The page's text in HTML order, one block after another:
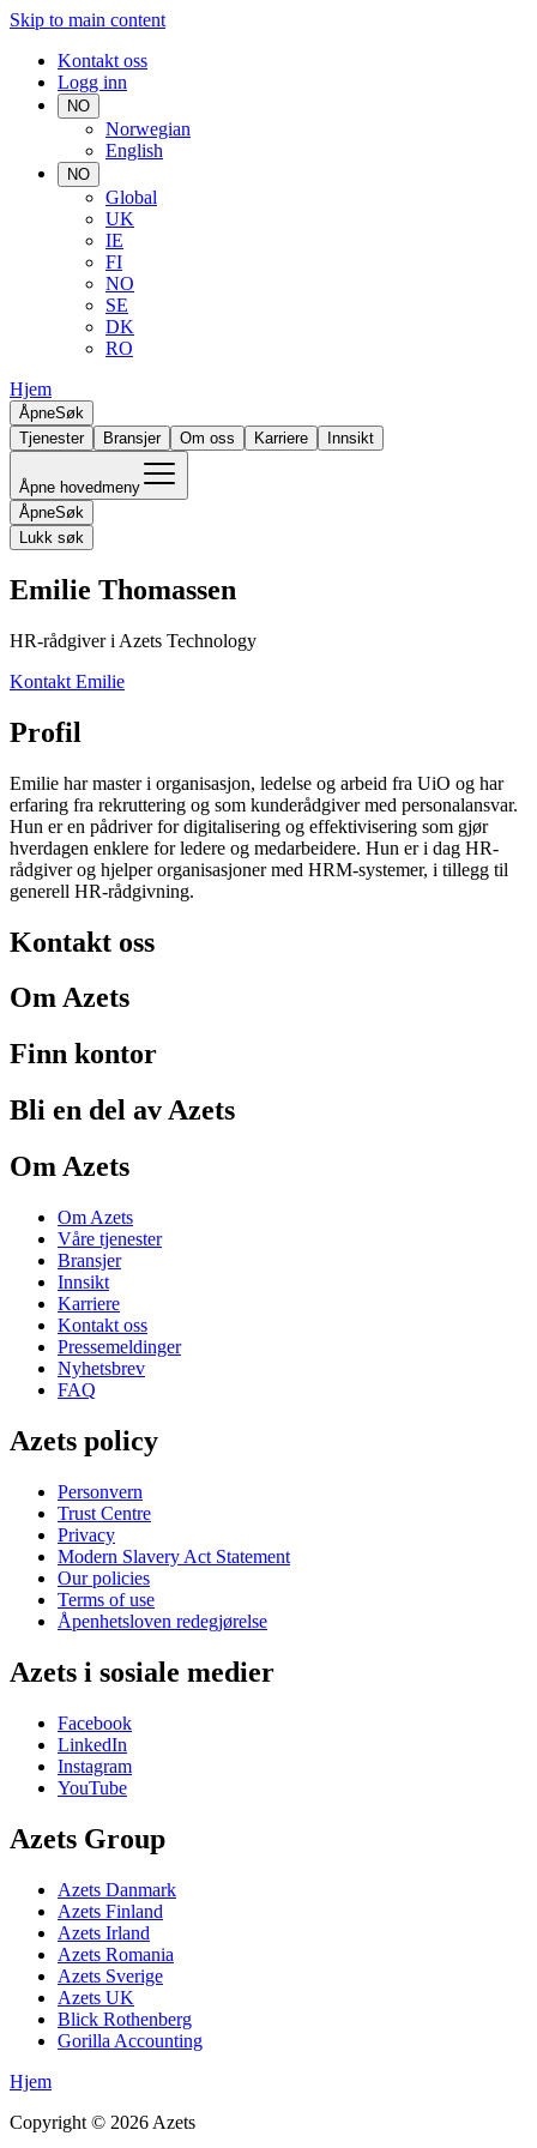
Skip to main content
Kontakt oss
Logg inn
NO
Norwegian
English
NO
Global
UK
IE
FI
NO
SE
DK
RO
Hjem
ÅpneSøk
Tjenester
Bransjer Om oss Karriere Innsikt
Åpne hovedmeny
ÅpneSøk
Lukk søk
Emilie Thomassen
HR-rådgiver i Azets Technology
Kontakt Emilie
Profil
Emilie har master i organisasjon, ledelse og arbeid fra UiO og har
erfaring fra rekruttering og som kunderådgiver med personalansvar.
Hun er en pådriver for digitalisering og effektivisering som gjør
hverdagen enklere for ledere og medarbeidere. Hun er i dag HR-
rådgiver og hjelper organisasjoner med HRM-systemer, i tillegg til
generell HR-rådgivning.
Kontakt oss
Om Azets
Finn kontor
Bli en del av Azets
Om Azets
Om Azets
Våre tjenester
Bransjer
Innsikt
Karriere
Kontakt oss
Pressemeldinger
Nyhetsbrev
FAQ
Azets policy
Personvern
Trust Centre
Privacy
Modern Slavery Act Statement
Our policies
Terms of use
Åpenhetsloven redegjørelse
Azets i sosiale medier
Facebook
LinkedIn
Instagram
YouTube
Azets Group
Azets Danmark
Azets Finland
Azets Irland
Azets Romania
Azets Sverige
Azets UK
Blick Rothenberg
Gorilla Accounting
Hjem
Copyright © 2026 Azets